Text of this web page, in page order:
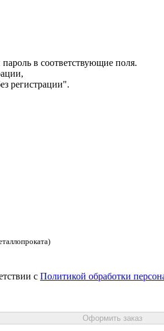
в соответствующие поля.
регистрации".
с Политикой обработки
Оформить заказ